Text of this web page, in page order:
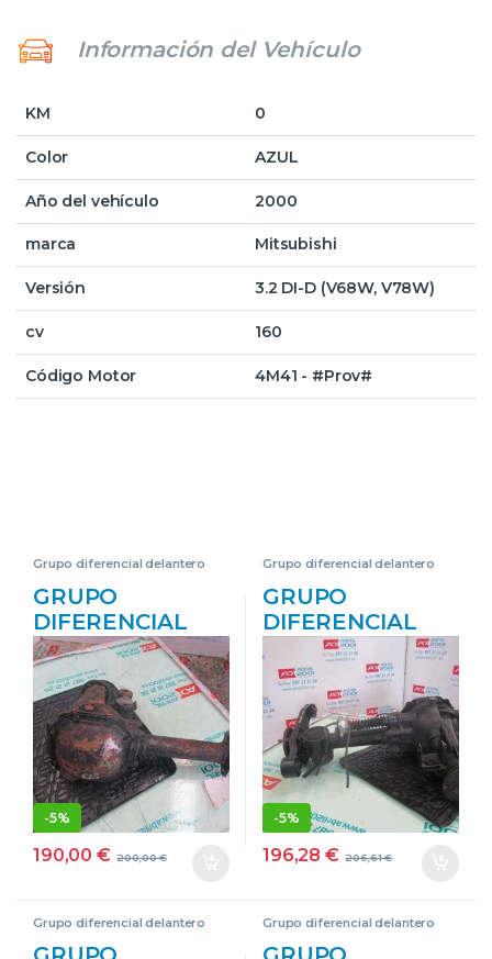
Información del Vehículo
KM 0
Color AZUL
Año del vehículo 2000
marca Mitsubishi
Versión 3.2 DI-D (V68W, V78W)
cv 160
Código Motor 4M41 - #Prov#
Grupo diferencial delantero
GRUPO
DIFERENCIAL
DEL. MITSUBISHI
MONTERO
(L040)(1984->)
2.5 TD 4×4 4 D
56 T 4D56T
BLANCO
DELANTERO
-5%
190,00€ 200,00€
Grupo diferencial delantero
GRUPO
DIFERENCIAL
DEL. MITSUBISHI
MONTERO
(V60/V70)(2000-
>) 3.2 DI-D
(V68W, V78W)
4M41 VERDE
DELANTERO
-5%
196,28€ 206,61€
Grupo diferencial delantero Grupo diferencial delantero